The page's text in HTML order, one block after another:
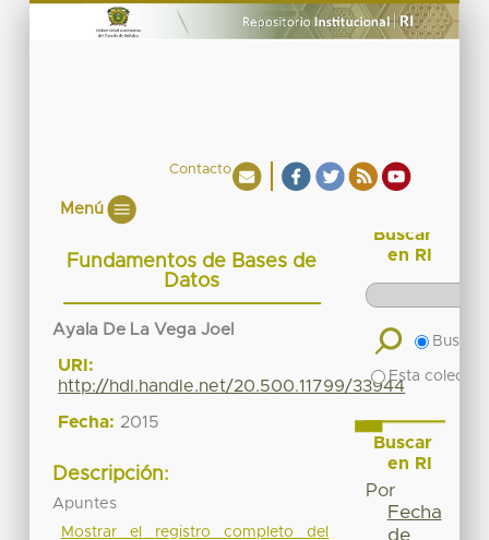
Contacto
Menú
Fundamentos de Bases de
Datos
Ayala De La Vega Joel
URI:
http://hdl.handle.net/20.500.11799/33944
Fecha: 2015
Descripción:
Apuntes
Mostrar el registro completo del
Buscar
en RI
Buscar
Esta
Buscar
en RI
Por
Fecha
de